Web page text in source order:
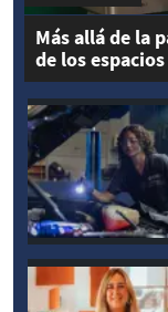
Más allá de la
de los